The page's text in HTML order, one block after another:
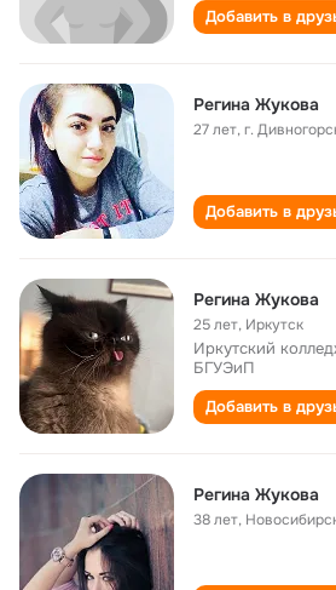
Добавить в
Регина Жукова
27 лет,г.
Добавить в
Регина Жукова
25 лет, Иркутск
Иркутский
БГУЭиП
Добавить в
Регина Жукова
38 лет,